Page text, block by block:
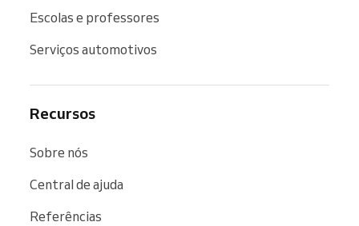
Escolas e professores
Serviços automotivos
Recursos
Sobre nós
Central de ajuda
Referências